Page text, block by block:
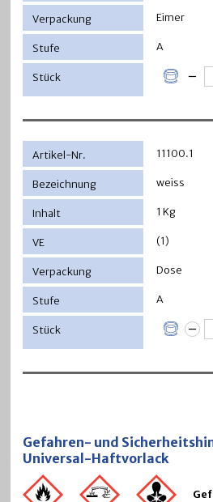
Eimer
A
11100.1
weiss
1 Kg
(1)
Dose
A
Gefahren- und
Universal-Haftvorlack